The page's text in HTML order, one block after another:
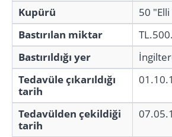
Kupürü
50 "Elli
Bastırılan miktar
Bastırıldığı yer
Tedavüle çıkarıldığı
tarih
Tedavülden çekildiği
tarih